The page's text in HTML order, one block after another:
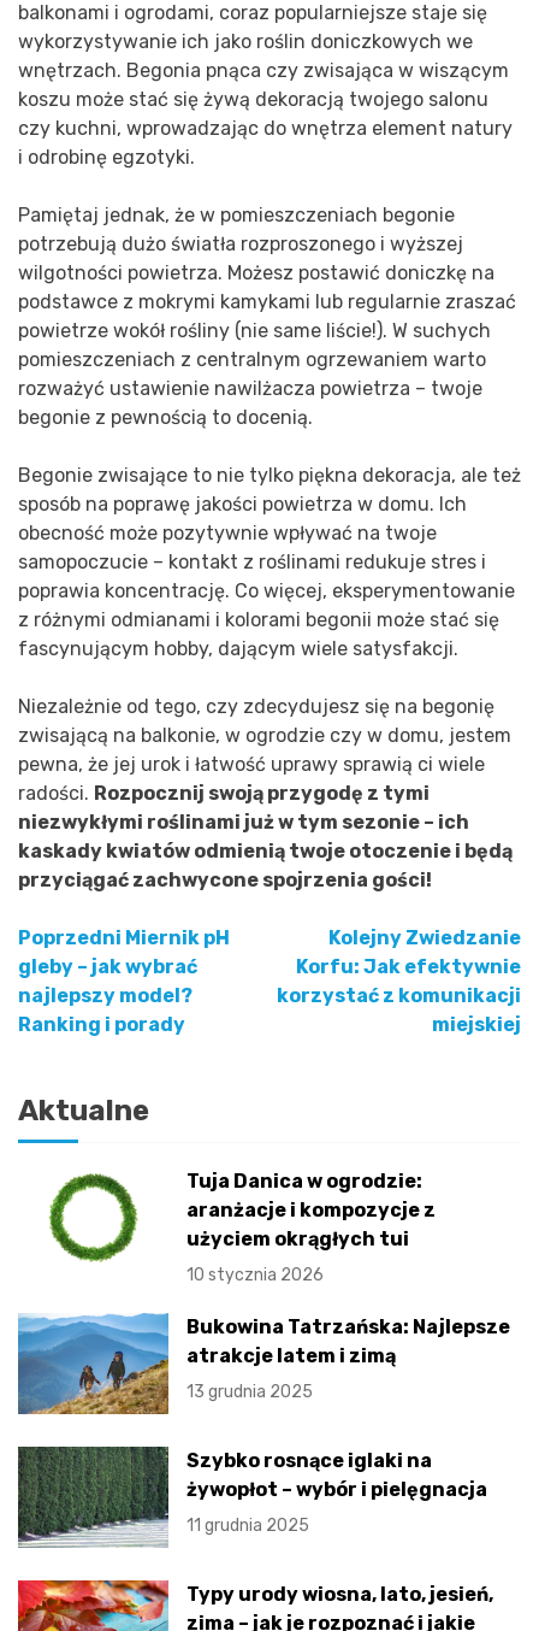
balkonami i ogrodami, coraz popularniejsze staje się
wykorzystywanie ich jako roślin doniczkowych we
wnętrzach. Begonia pnąca czy zwisająca w wiszącym
koszu może stać się żywą dekoracją twojego salonu
czy kuchni, wprowadzając do wnętrza element natury
i odrobinę egzotyki.
Pamiętaj jednak, że w pomieszczeniach begonie
potrzebują dużo światła rozproszonego i wyższej
wilgotności powietrza. Możesz postawić doniczkę na
podstawce z mokrymi kamykami lub regularnie zraszać
powietrze wokół rośliny (nie same liście!). W suchych
pomieszczeniach z centralnym ogrzewaniem warto
rozważyć ustawienie nawilżacza powietrza – twoje
begonie z pewnością to docenią.
Begonie zwisające to nie tylko piękna dekoracja, ale też
sposób na poprawę jakości powietrza w domu. Ich
obecność może pozytywnie wpływać na twoje
samopoczucie – kontakt z roślinami redukuje stres i
poprawia koncentrację. Co więcej, eksperymentowanie
z różnymi odmianami i kolorami begonii może stać się
fascynującym hobby, dającym wiele satysfakcji.
Niezależnie od tego, czy zdecydujesz się na begonię
zwisającą na balkonie, w ogrodzie czy w domu, jestem
pewna, że jej urok i łatwość uprawy sprawią ci wiele
radości. Rozpocznij swoją przygodę z tymi
niezwykłymi roślinami już w tym sezonie – ich
kaskady kwiatów odmienią twoje otoczenie i będą
przyciągać zachwycone spojrzenia gości!
Nawigacja
wpisu
Poprzedni Miernik pH
gleby – jak wybrać
najlepszy model?
Ranking i porady
Kolejny Zwiedzanie
Korfu: Jak efektywnie
korzystać z komunikacji
miejskiej
Aktualne
Tuja Danica w ogrodzie:
aranżacje i kompozycje z
użyciem okrągłych tui
10 stycznia 2026
Bukowina Tatrzańska: Najlepsze
atrakcje latem i zimą
13 grudnia 2025
Szybko rosnące iglaki na
żywopłot – wybór i pielęgnacja
11 grudnia 2025
Typy urody wiosna, lato, jesień,
zima – jak je rozpoznać i jakie